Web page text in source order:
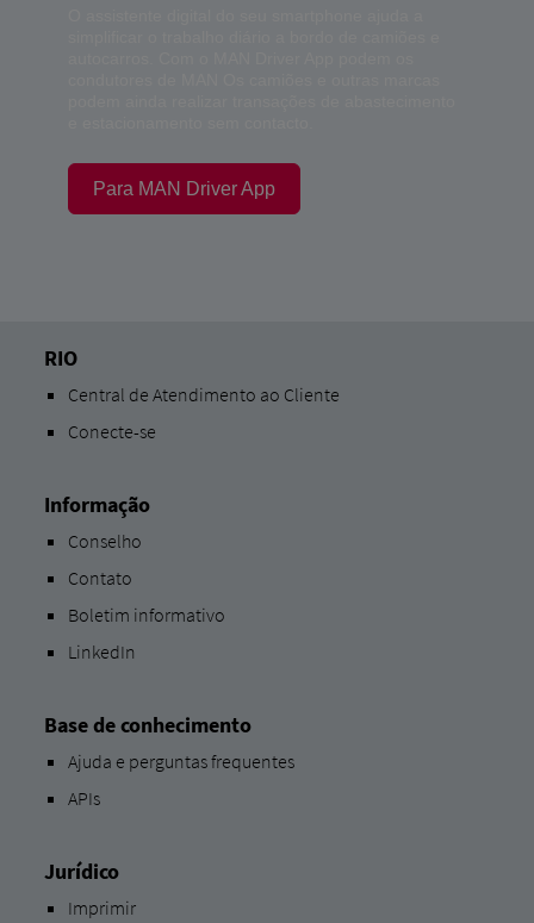
Para MAN Driver App
RIO
Central de Atendimento ao Cliente
Conecte-se
Informação
Conselho
Contato
Boletim informativo
LinkedIn
Base de conhecimento
Ajuda e perguntas frequentes
APIs
Jurídico
Imprimir